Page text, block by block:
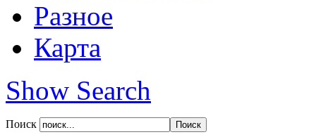
Разное
Карта
Show Search
Поиск